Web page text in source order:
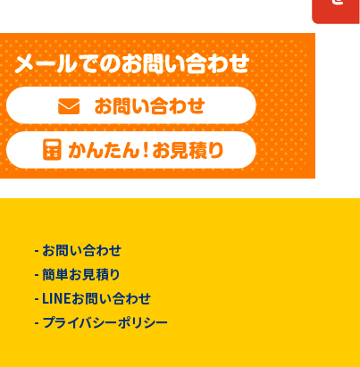
- お問い合わせ
-簡単お見積り
- LINEお問い合わせ
- プライバシーポリシー